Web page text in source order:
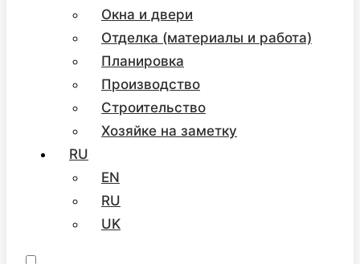
Окна и двери
Отделка (материалы и работа)
Планировка
Производство
Строительство
Хозяйке на заметку
RU
EN
RU
UK